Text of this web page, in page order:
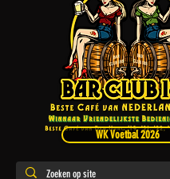
WK Voetbal 2026